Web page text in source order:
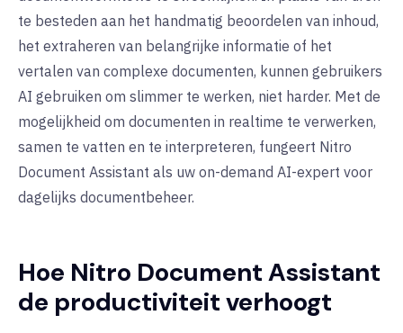
te besteden aan het handmatig beoordelen van inhoud,
het extraheren van belangrijke informatie of het
vertalen van complexe documenten, kunnen gebruikers
AI gebruiken om slimmer te werken, niet harder. Met de
mogelijkheid om documenten in realtime te verwerken,
samen te vatten en te interpreteren, fungeert Nitro
Document Assistant als uw on-demand AI-expert voor
dagelijks documentbeheer.
Hoe Nitro Document Assistant
de productiviteit verhoogt